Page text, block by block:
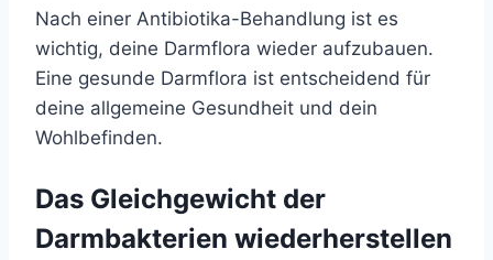
Nach einer Antibiotika-Behandlung ist es
wichtig, deine Darmflora wieder aufzubauen.
Eine gesunde Darmflora ist entscheidend für
deine allgemeine Gesundheit und dein
Wohlbefinden.
Das Gleichgewicht der
Darmbakterien wiederherstellen